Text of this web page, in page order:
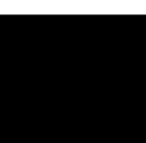
khu vực,